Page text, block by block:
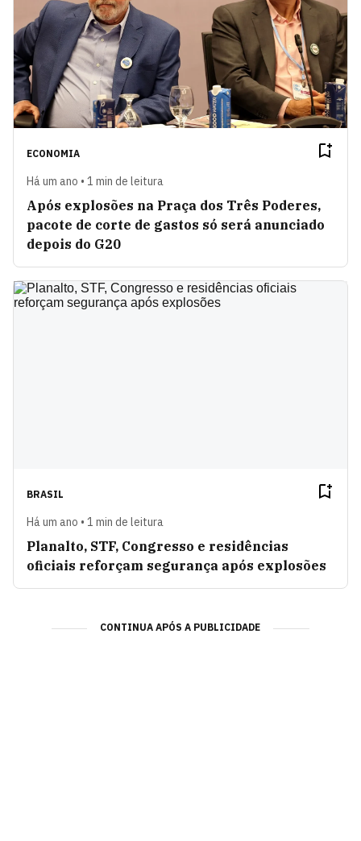
ECONOMIA
Há um ano • 1 min de leitura
Após explosões na Praça dos Três Poderes,
pacote de corte de gastos só será anunciado
depois do G20
BRASIL
Há um ano • 1 min de leitura
Planalto, STF, Congresso e residências
oficiais reforçam segurança após explosões
CONTINUA APÓS A PUBLICIDADE